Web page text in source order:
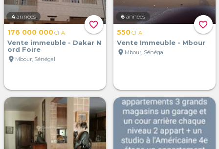
favorite_border
4 années
176 000 000CFA
Vente immeuble - Dakar N
ord Foire
location_on Mbour, Sénégal
favorite_border
6 années
550CFA
Vente Immeuble - Mbour
location_on Mbour, Sénégal